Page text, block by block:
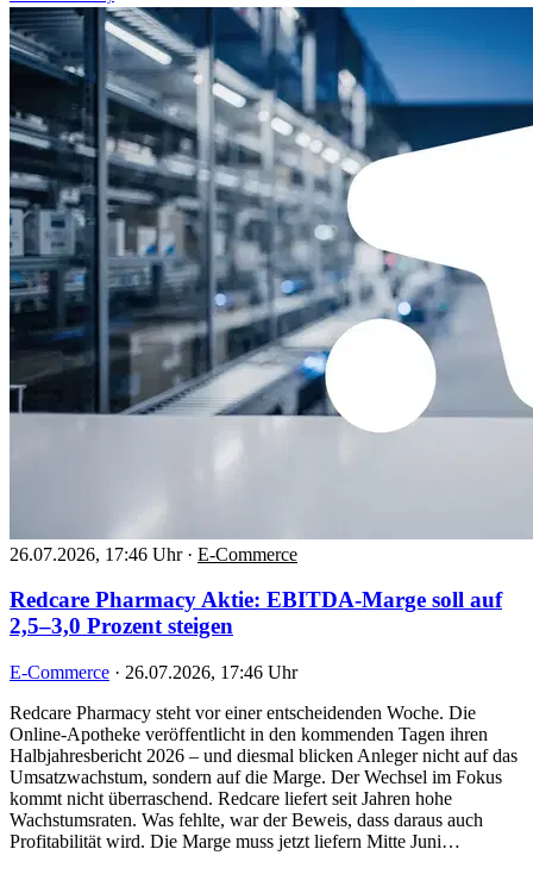
26.07.2026, 17:46 Uhr · E-Commerce
Redcare Pharmacy Aktie: EBITDA-Marge soll auf
2,5–3,0 Prozent steigen
E-Commerce · 26.07.2026, 17:46 Uhr
Redcare Pharmacy steht vor einer entscheidenden Woche. Die
Online-Apotheke veröffentlicht in den kommenden Tagen ihren
Halbjahresbericht 2026 – und diesmal blicken Anleger nicht auf das
Umsatzwachstum, sondern auf die Marge. Der Wechsel im Fokus
kommt nicht überraschend. Redcare liefert seit Jahren hohe
Wachstumsraten. Was fehlte, war der Beweis, dass daraus auch
Profitabilität wird. Die Marge muss jetzt liefern Mitte Juni…